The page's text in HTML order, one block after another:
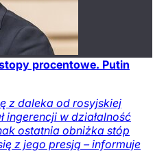
procentowe. Putin
z daleka od rosyjskiej
ingerencji w działalność
ostatnia obniżka stóp
z jego presją – informuje